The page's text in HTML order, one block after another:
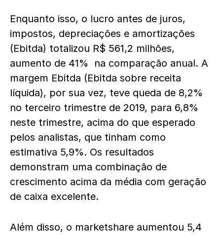
Enquanto isso, o lucro antes de juros,
impostos, depreciações e amortizações
(Ebitda) totalizou R$ 561,2 milhões,
aumento de 41% na comparação anual. A
margem Ebitda (Ebitda sobre receita
líquida), por sua vez, teve queda de 8,2%
no terceiro trimestre de 2019, para 6,8%
neste trimestre, acima do que esperado
pelos analistas, que tinham como
estimativa 5,9%. Os resultados
demonstram uma combinação de
crescimento acima da média com geração
de caixa excelente.
Além disso, o marketshare aumentou 5,4